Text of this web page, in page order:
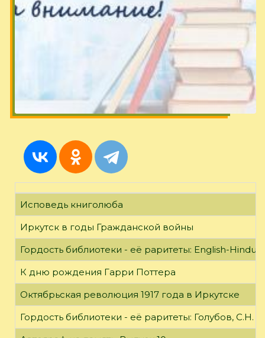
Исповедь книголюба
Иркутск в годы Гражданской войны
Гордость библиотеки - её раритеты: English-
К дню рождения Гарри Поттера
Октябрьская революция 1917 года в Иркутске
Гордость библиотеки - её раритеты: Голубов, С.Н.